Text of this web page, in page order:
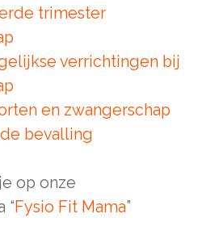
trimester
verrichtingen bij
en zwangerschap
bevalling
op onze
“Fysio Fit Mama”